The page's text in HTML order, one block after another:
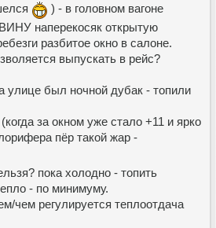
) - в головном вагоне
наперекосяк открытую
разбитое окно в салоне.
выпускать в рейс?
улице был ночной дубак - топили
за окном уже стало +11 и ярко
пёр такой жар -
пока холодно - топить
- по минимуму.
чем регулируется теплоотдача